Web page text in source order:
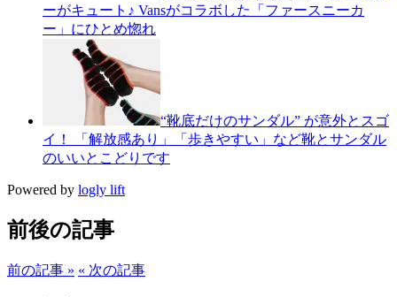
ーがキュート♪ Vansがコラボした「ファースニーカ
ー」にひとめ惚れ
“靴底だけのサンダル” が意外とスゴ
イ！ 「解放感あり」「歩きやすい」など靴とサンダル
のいいとこどりです
Powered by logly lift
前後の記事
前の記事 » « 次の記事